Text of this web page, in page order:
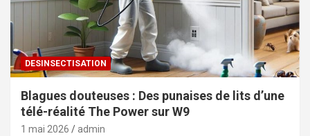
DESINSECTISATION
Blagues douteuses : Des punaises de lits d’une
télé-réalité The Power sur W9
1 mai 2026 admin